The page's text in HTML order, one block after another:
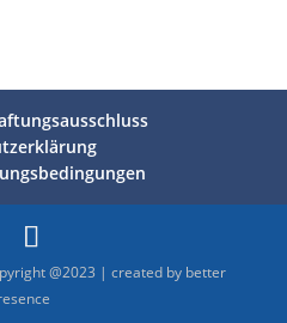
@2023 | created by better